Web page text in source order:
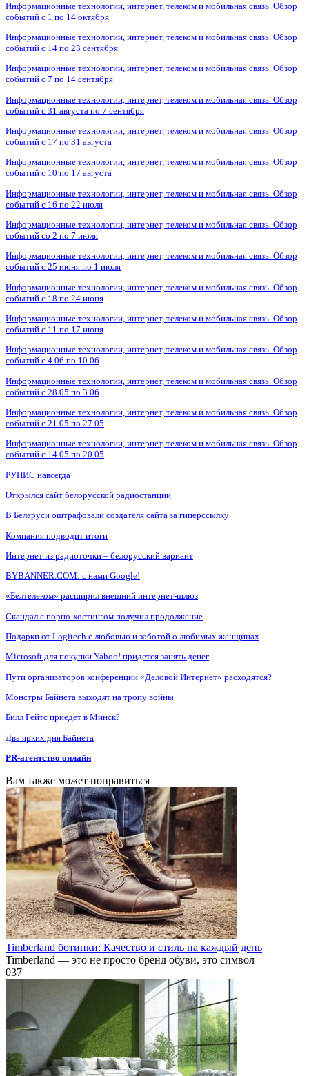
Информационные технологии, интернет, телеком и мобильная связь. Обзор
событий с 1 по 14 октября
Информационные технологии, интернет, телеком и мобильная связь. Обзор
событий с 14 по 23 сентября
Информационные технологии, интернет, телеком и мобильная связь. Обзор
событий с 7 по 14 сентября
Информационные технологии, интернет, телеком и мобильная связь. Обзор
событий с 31 августа по 7 сентября
Информационные технологии, интернет, телеком и мобильная связь. Обзор
событий с 17 по 31 августа
Информационные технологии, интернет, телеком и мобильная связь. Обзор
событий с 10 по 17 августа
Информационные технологии, интернет, телеком и мобильная связь. Обзор
событий с 16 по 22 июля
Информационные технологии, интернет, телеком и мобильная связь. Обзор
событий со 2 по 7 июля
Информационные технологии, интернет, телеком и мобильная связь. Обзор
событий с 25 июня по 1 июля
Информационные технологии, интернет, телеком и мобильная связь. Обзор
событий с 18 по 24 июня
Информационные технологии, интернет, телеком и мобильная связь. Обзор
событий с 11 по 17 июня
Информационные технологии, интернет, телеком и мобильная связь. Обзор
событий с 4.06 по 10.06
Информационные технологии, интернет, телеком и мобильная связь. Обзор
событий с 28.05 по 3.06
Информационные технологии, интернет, телеком и мобильная связь. Обзор
событий с 21.05 по 27.05
Информационные технологии, интернет, телеком и мобильная связь. Обзор
событий с 14.05 по 20.05
РУПИС навсегда
Открылся сайт белорусской радиостанции
В Беларуси оштрафовали создателя сайта за гиперссылку
Компания подводит итоги
Интернет из радиоточки – белорусский вариант
BYBANNER.COM: c нами Google!
«Белтелеком» расширил внешний интернет-шлюз
Скандал с порно-хостингом получил продолжение
Подарки от Logitech с любовью и заботой о любимых женщинах
Microsoft для покупки Yahoo! придется занять денег
Пути организаторов конференции «Деловой Интернет» расходятся?
Монстры Байнета выходят на тропу войны
Билл Гейтс приедет в Минск?
Два ярких дня Байнета
PR-агентство онлайн
Вам также может понравиться
Timberland ботинки: Качество и стиль на каждый день
Timberland — это не просто бренд обуви, это символ
037